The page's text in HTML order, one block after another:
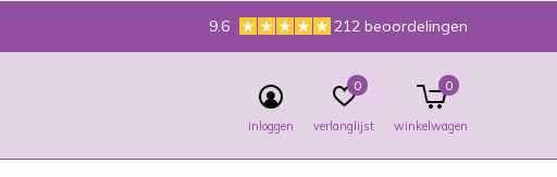
inloggen verlanglijst
0
winkelwagen
0
9.6 212 beoordelingen